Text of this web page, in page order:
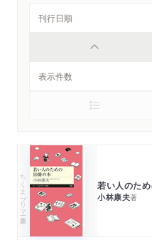
ちくまプリマー新書 若い人のた
小林康夫著